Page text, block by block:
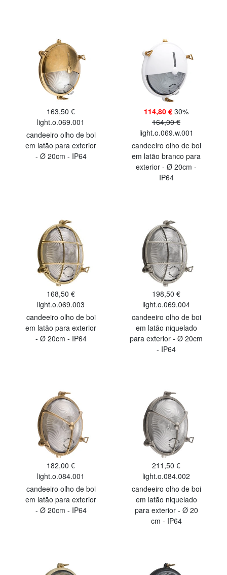
163,50 €
light.o.069.001
candeeiro olho de boi
em latão para exterior
- Ø 20cm - IP64
114,80 € 30%
164,00 €
light.o.069.w.001
candeeiro olho de boi
em latão branco para
exterior - Ø 20cm -
IP64
168,50 €
light.o.069.003
candeeiro olho de boi
em latão para exterior
- Ø 20cm - IP64
198,50 €
light.o.069.004
candeeiro olho de boi
em latão niquelado
para exterior - Ø 20cm
- IP64
182,00 €
light.o.084.001
candeeiro olho de boi
em latão para exterior
- Ø 20cm - IP64
211,50 €
light.o.084.002
candeeiro olho de boi
em latão niquelado
para exterior - Ø 20
cm - IP64